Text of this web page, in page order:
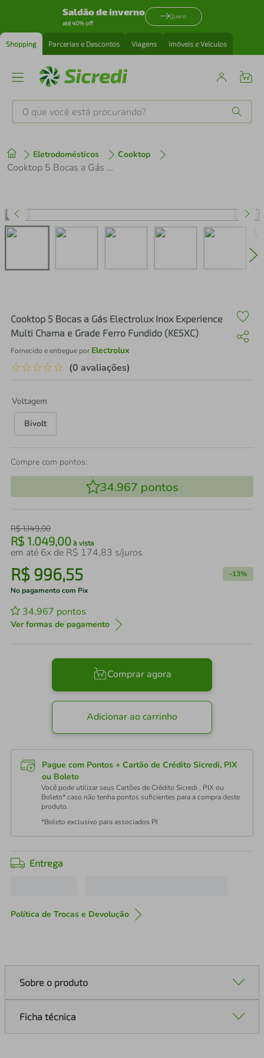
Saldão de inverno
até 40% off
Quero
Shopping Parcerias e Descontos Viagens Imóveis e Veículos
O que você está procurando?
Eletrodomésticos Cooktop
Cooktop 5 Bocas a Gás Electrolux Inox Experience Multi Chama e Grade Ferro Fundido (KE5XC)
Cooktop 5 Bocas a Gás Electrolux Inox Experience
Multi Chama e Grade Ferro Fundido (KE5XC)
Fornecido e entregue por Electrolux
☆☆☆☆☆ (0 avaliações)
Voltagem
Bivolt
Compre com pontos:
34.967 pontos
R$1.149,00
R$ 1.049,00 à vista
em até 6x de R$ 174,83 s/juros
R$ 996,55 -13%
No pagamento com Pix
34.967 pontos
Ver formas de pagamento
Comprar agora
Adicionar ao carrinho
Pague com Pontos + Cartão de Crédito Sicredi, PIX
ou Boleto
Você pode utilizar seus Cartões de Crédito Sicredi , PIX ou
Boleto* caso não tenha pontos suficientes para a compra deste
produto.
*Boleto exclusivo para associados PJ
Entrega
Política de Trocas e Devolução
Sobre o produto
Ficha técnica
1º tenis
perfume